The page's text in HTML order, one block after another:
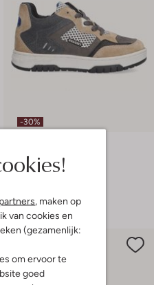
, maken op
van cookies en
(gezamenlijk:
om ervoor te
goed
-30%
Hoge sneakers
€ 79,95 € 55,99